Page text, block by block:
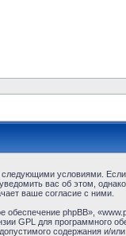
условиями.
вас об этом,
ваше согласие с ними.
phpBB»,
GPL для программного
содержания и/